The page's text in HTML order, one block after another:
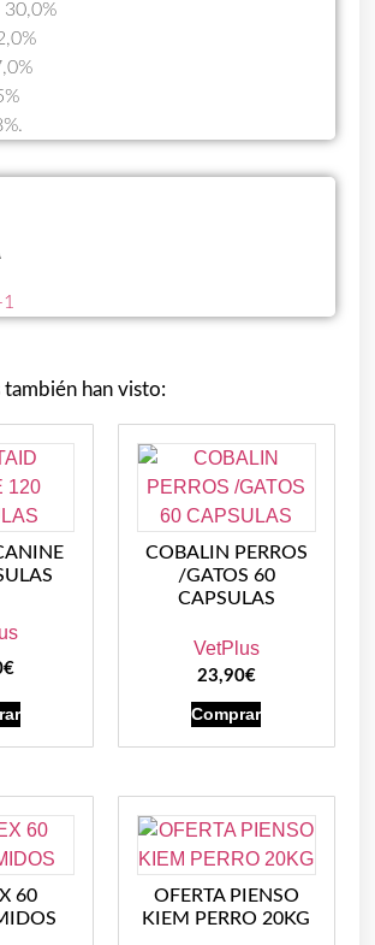
30,0%
han visto:
€
COBALIN PERROS
/GATOS 60
CAPSULAS
VetPlus
23,90€
Comprar
60
OFERTA PIENSO
KIEM PERRO 20KG